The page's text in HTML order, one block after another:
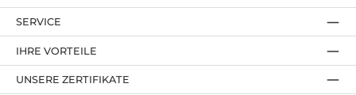
IHRE VORTEILE
UNSERE ZERTIFIKATE
SERVICE